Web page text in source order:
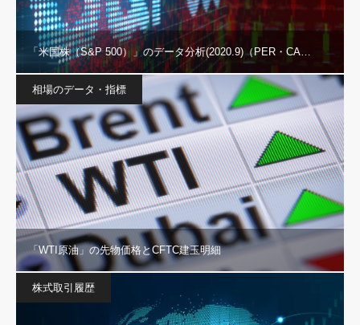
「米国株（S&P 500）」のデータ分析(2020.9)（PER・CA…
相場のデータ・指標
「WTI原油」の先物価格とCFTC建玉明細
株式取引履歴